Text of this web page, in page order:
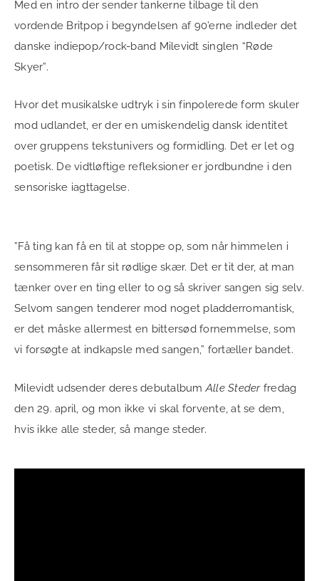
Med en intro der sender tankerne tilbage til den
vordende Britpop i begyndelsen af 90’erne indleder det
danske indiepop/rock-band Milevidt singlen “Røde
Skyer”.
Hvor det musikalske udtryk i sin finpolerede form skuler
mod udlandet, er der en umiskendelig dansk identitet
over gruppens tekstunivers og formidling. Det er let og
poetisk. De vidtløftige refleksioner er jordbundne i den
sensoriske iagttagelse.
”Få ting kan få en til at stoppe op, som når himmelen i
sensommeren får sit rødlige skær. Det er tit der, at man
tænker over en ting eller to og så skriver sangen sig selv.
Selvom sangen tenderer mod noget pladderromantisk,
er det måske allermest en bittersød fornemmelse, som
vi forsøgte at indkapsle med sangen,” fortæller bandet.
Milevidt udsender deres debutalbumAlle Stederfredag
den 29. april, og mon ikke vi skal forvente, at se dem,
hvis ikke alle steder, så mange steder.